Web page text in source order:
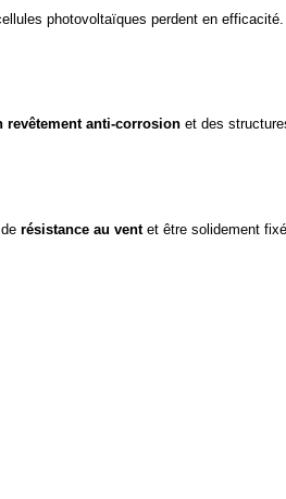
photovoltaïques perdent en
revêtement anti-corrosion et des
résistance au ventet être solidement